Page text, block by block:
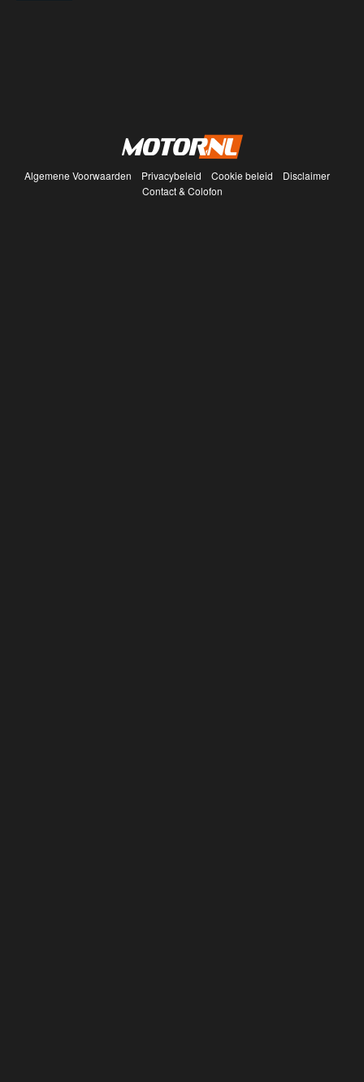
Algemene Voorwaarden Privacybeleid Cookie beleid
Disclaimer
Contact & Colofon